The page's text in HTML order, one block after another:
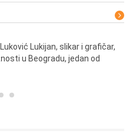
Lukijan, slikar i grafičar,
u Beogradu, jedan od